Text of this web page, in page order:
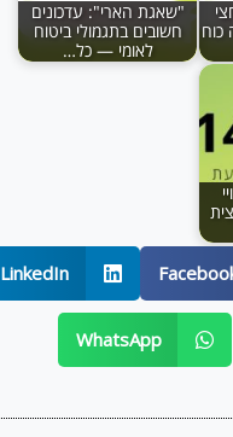
כוח
"שאגת הארי": עדכונים
חשובים בתגמולי ביטוח
לאומי — כל…
LinkedIn
WhatsApp